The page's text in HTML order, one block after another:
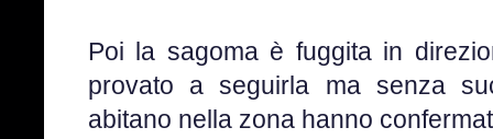
Poi la sagoma è fuggita in
provato a seguirla ma senza
abitano nella zona hanno